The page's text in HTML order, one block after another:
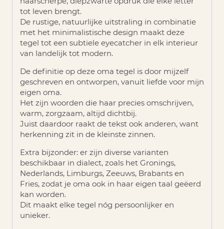
tot leven brengt.
De rustige, natuurlijke uitstraling in combinatie
met het minimalistische design maakt deze
tegel tot een subtiele eyecatcher in elk interieur
van landelijk tot modern.
De definitie op deze oma tegel is door mijzelf
geschreven en ontworpen, vanuit liefde voor mijn
eigen oma.
Het zijn woorden die haar precies omschrijven,
warm, zorgzaam, altijd dichtbij.
Juist daardoor raakt de tekst ook anderen, want
herkenning zit in de kleinste zinnen.
Extra bijzonder: er zijn diverse varianten
beschikbaar in dialect, zoals het Gronings,
Nederlands, Limburgs, Zeeuws, Brabants en
Fries, zodat je oma ook in haar eigen taal geëerd
kan worden.
Dit maakt elke tegel nóg persoonlijker en
unieker.